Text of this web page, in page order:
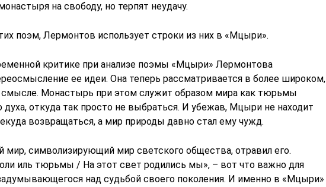
на свободу, но терпят неудачу.
поэм, Лермонтов использует строки из них в «Мцыри».
критике при анализе поэмы «Мцыри» Лермонтова
ее идеи. Она теперь рассматривается в более широком,
Монастырь при этом служит образом мира как тюрьмы
духа, откуда так просто не выбраться. И убежав, Мцыри не находит
возвращаться, а мир природы давно стал ему чужд.
мир, символизирующий мир светского общества, отравил его.
иль тюрьмы / На этот свет родились мы», – вот что важно для
над судьбой своего поколения. И именно в «Мцыри»